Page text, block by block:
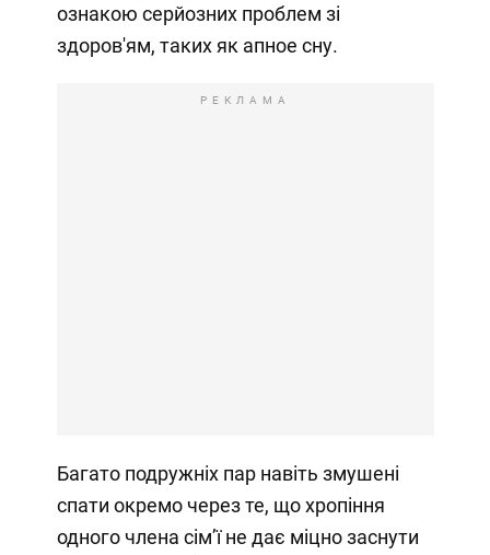
ознакою серйозних проблем зі
здоров'ям, таких як апное сну.
РЕКЛАМА
Багато подружніх пар навіть змушені
спати окремо через те, що хропіння
одного члена сімʼї не дає міцно заснути